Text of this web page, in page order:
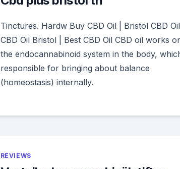
Tinctures. Hardw Buy CBD Oil | Bristol CBD Oil |
CBD Oil Bristol | Best CBD Oil CBD oil works
the endocannabinoid system in the body,
responsible for bringing about balance
(homeostasis) internally.
REVIEWS